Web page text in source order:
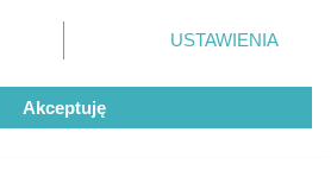
zmieniają jedne
urodziny
mogą oddalić
demencję o prawie
czynniki
przycisk ustawień prywatności
dolnym rogu strony
danych nie wymagają zgody
prawo sprzeciwić się takiemu
będą miały zastosowanie tylko
USTAWIENIA
Akceptuję